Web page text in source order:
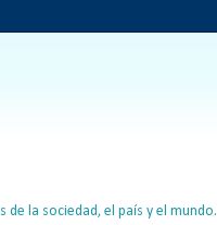
la sociedad, el país y el mundo.